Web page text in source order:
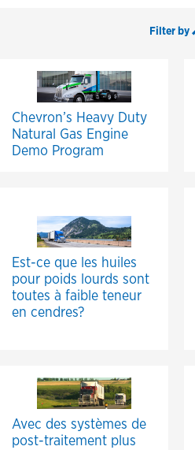
Filter by
Chevron’s Heavy Duty
Natural Gas Engine
Demo Program
Est-ce que les huiles
pour poids lourds sont
toutes à faible teneur
en cendres?
Avec des systèmes de
post-traitement plus